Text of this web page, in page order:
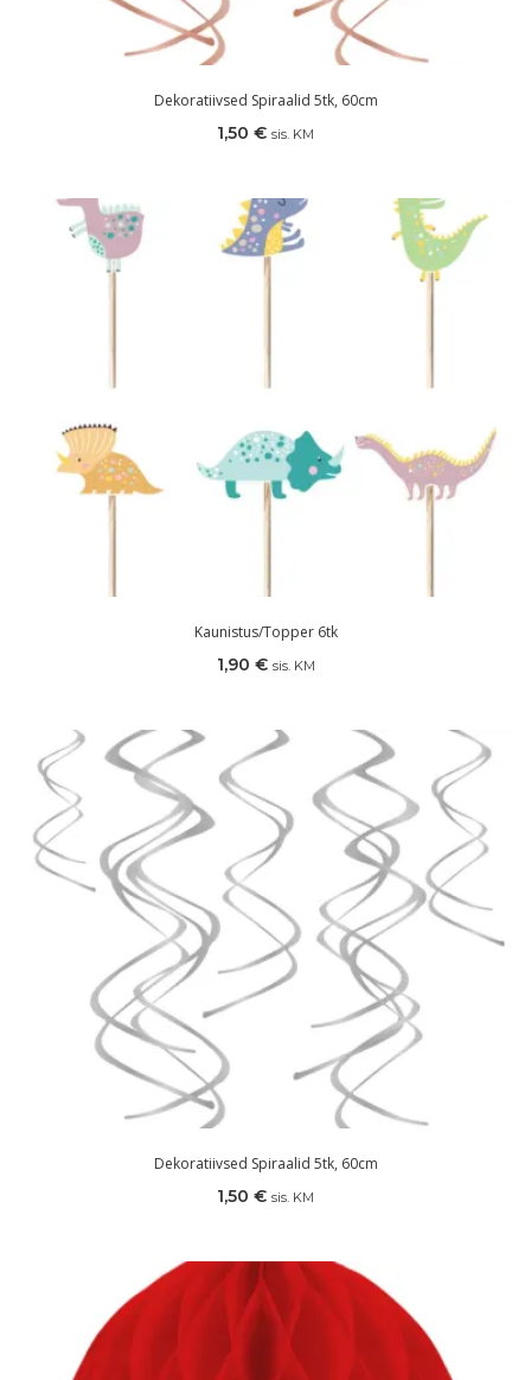
Dekoratiivsed Spiraalid 5tk, 60cm
1,50 € sis. KM
Kaunistus/topper 6tk
1,90 € sis. KM
Dekoratiivsed Spiraalid 5tk, 60cm
1,50 € sis. KM